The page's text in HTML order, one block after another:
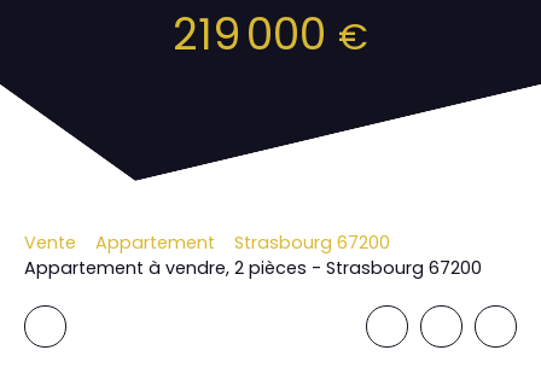
219 000 €
Vente Appartement
Strasbourg 67200
Appartement à vendre, 2 pièces - Strasbourg 67200